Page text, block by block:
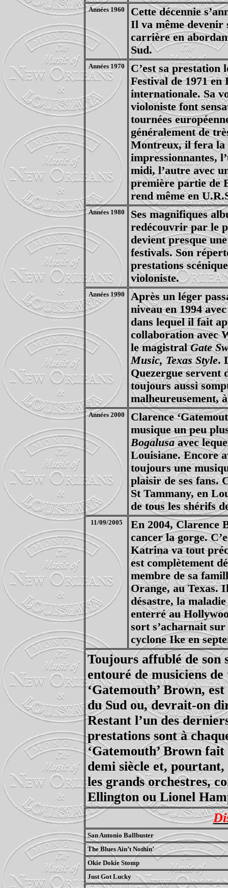
Années 1960
Cette décennie
Il va même devenir
carrière en
Sud.
Années 1970
C’est sa prestation
Festival de 1971
internationale. Sa
violoniste font
tournées
généralement de
Montreux, il fera la
impressionnantes,
midi, l’autre avec
première partie de
rend même en
Années 1980
Ses magnifiques
redécouvrir par le
devient presque
festivals. Son
prestations
violoniste.
Années 1990
Après un léger
niveau en 1994
dans lequel il fait
collaboration avec
le magistralGate
Music, Texas Style.
Quezergue servent
toujours aussi
malheureusement,
Années 2000
Clarence
musique un peu
Bogalusaavec
Louisiane. Encore
toujours une
plaisir de ses fans.
St Tammany, en
de tous les shérifs
11/09/2005
En 2004, Clarence
cancer la gorge.
Katrina va tout
est complètement
membre de sa
Orange, au Texas.
désastre, la
enterré au
sort s’acharnait
cyclone Ike en
Toujours affublé de son
entouré de musiciens
‘Gatemouth’ Brown,
du Sud ou, devrait-on
Restant l’un des
prestations sont à
‘Gatemouth’ Brown fait
demi siècle et, pourtant,
les grands orchestres,
Ellington ou Lionel
San Antonio Ballbuster
The Blues Ain’t Nothin’
Okie Dokie Stomp
Just Got Lucky